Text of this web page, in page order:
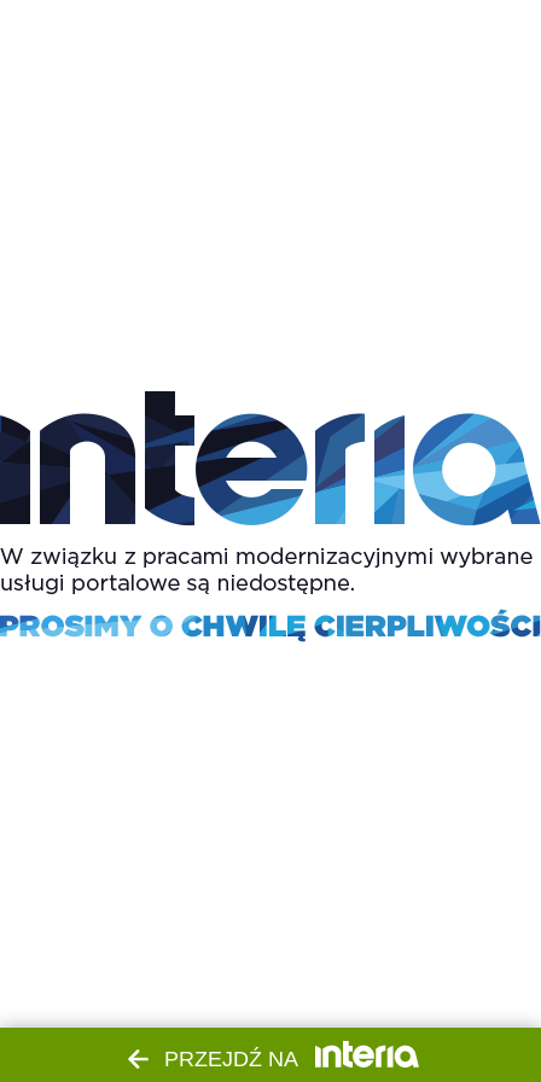
PRZEJDŹ NA